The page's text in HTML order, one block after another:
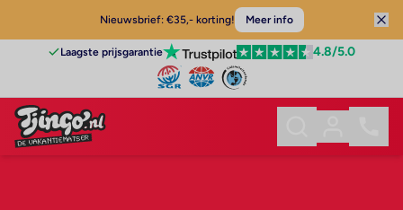
Nieuwsbrief: €35,- korting! Meer info
Laagste prijsgarantie 4.8/5.0